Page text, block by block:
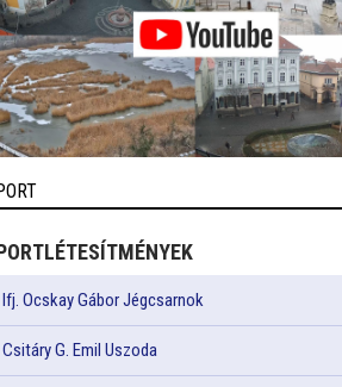
Ifj. Ocskay Gábor Jégcsarnok
Csitáry G. Emil Uszoda